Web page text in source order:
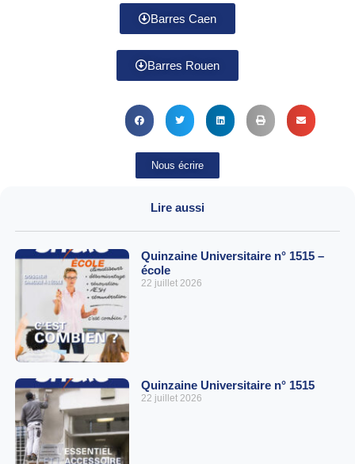
Barres Caen
Barres Rouen
Nous écrire
Lire aussi
Quinzaine Universitaire n° 1515 –
école
22 juillet 2026
Quinzaine Universitaire n° 1515
22 juillet 2026